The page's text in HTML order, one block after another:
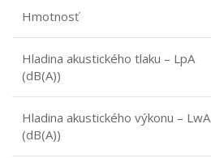
Hmotnosť
Hladina akustického tlaku – LpA
(dB(A))
Hladina akustického výkonu – LwA
(dB(A))